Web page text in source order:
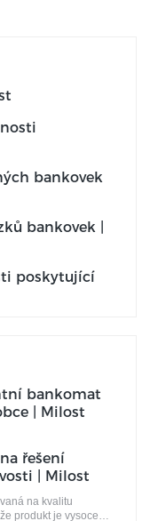
bankovek
bankovek |
poskytující
bankomat
| Milost
řešení
| Milost
na kvalitu
produkt je vysoce